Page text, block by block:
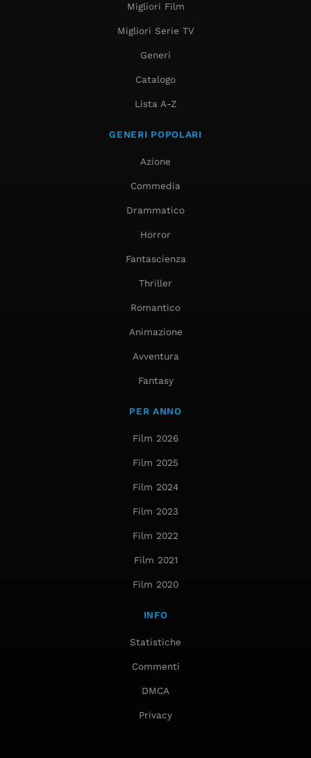
Migliori Film
Migliori Serie TV
Generi
Catalogo
Lista A-Z
GENERI POPOLARI
Azione
Commedia
Drammatico
Horror
Fantascienza
Thriller
Romantico
Animazione
Avventura
Fantasy
PER ANNO
Film 2026
Film 2025
Film 2024
Film 2023
Film 2022
Film 2021
Film 2020
INFO
Statistiche
Commenti
DMCA
Privacy